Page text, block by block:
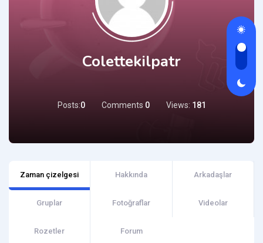
Colettekilpatr
Posts:0 Comments 0 Views: 181
Zaman çizelgesi Hakkında Arkadaşlar
Gruplar Fotoğraflar Videolar
Rozetler Forum